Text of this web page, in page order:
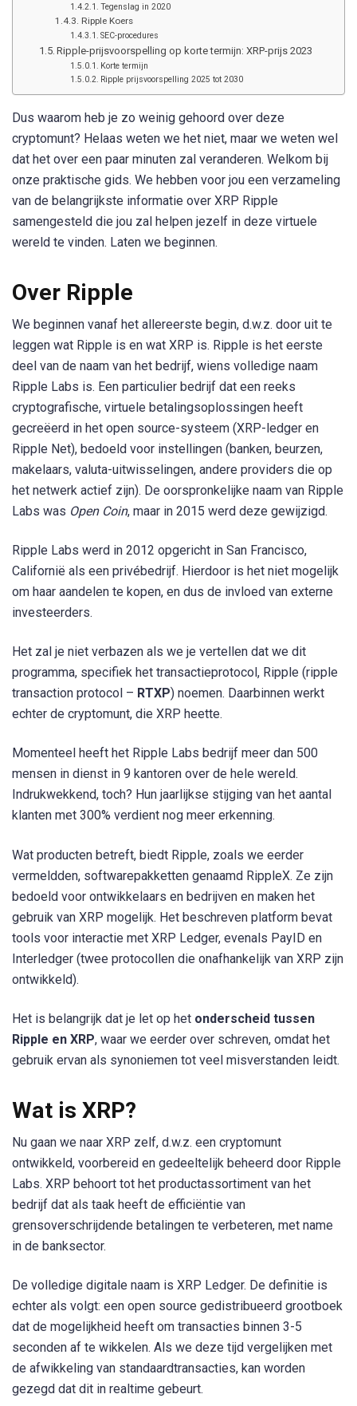
Tegenslag in 2020
Ripple Koers
SEC-procedures
Ripple-prijsvoorspelling op korte termijn: XRP-prijs 2023
Korte termijn
Ripple prijsvoorspelling 2025 tot 2030
Dus waarom heb je zo weinig gehoord over deze
cryptomunt? Helaas weten we het niet, maar we weten wel
dat het over een paar minuten zal veranderen. Welkom bij
onze praktische gids. We hebben voor jou een verzameling
van de belangrijkste informatie over XRP Ripple
samengesteld die jou zal helpen jezelf in deze virtuele
wereld te vinden. Laten we beginnen.
Over Ripple
We beginnen vanaf het allereerste begin, d.w.z. door uit te
leggen wat Ripple is en wat XRP is. Ripple is het eerste
deel van de naam van het bedrijf, wiens volledige naam
Ripple Labs is. Een particulier bedrijf dat een reeks
cryptografische, virtuele betalingsoplossingen heeft
gecreëerd in het open source-systeem (XRP-ledger en
Ripple Net), bedoeld voor instellingen (banken, beurzen,
makelaars, valuta-uitwisselingen, andere providers die op
het netwerk actief zijn). De oorspronkelijke naam van Ripple
Labs was Open Coin, maar in 2015 werd deze gewijzigd.
Ripple Labs werd in 2012 opgericht in San Francisco,
Californië als een privébedrijf. Hierdoor is het niet mogelijk
om haar aandelen te kopen, en dus de invloed van externe
investeerders.
Het zal je niet verbazen als we je vertellen dat we dit
programma, specifiek het transactieprotocol, Ripple (ripple
transaction protocol – RTXP) noemen. Daarbinnen werkt
echter de cryptomunt, die XRP heette.
Momenteel heeft het Ripple Labs bedrijf meer dan 500
mensen in dienst in 9 kantoren over de hele wereld.
Indrukwekkend, toch? Hun jaarlijkse stijging van het aantal
klanten met 300% verdient nog meer erkenning.
Wat producten betreft, biedt Ripple, zoals we eerder
vermeldden, softwarepakketten genaamd RippleX. Ze zijn
bedoeld voor ontwikkelaars en bedrijven en maken het
gebruik van XRP mogelijk. Het beschreven platform bevat
tools voor interactie met XRP Ledger, evenals PayID en
Interledger (twee protocollen die onafhankelijk van XRP zijn
ontwikkeld).
Het is belangrijk dat je let op het onderscheid tussen
Ripple en XRP, waar we eerder over schreven, omdat het
gebruik ervan als synoniemen tot veel misverstanden leidt.
Wat is XRP?
Nu gaan we naar XRP zelf, d.w.z. een cryptomunt
ontwikkeld, voorbereid en gedeeltelijk beheerd door Ripple
Labs. XRP behoort tot het productassortiment van het
bedrijf dat als taak heeft de efficiëntie van
grensoverschrijdende betalingen te verbeteren, met name
in de banksector.
De volledige digitale naam is XRP Ledger. De definitie is
echter als volgt: een open source gedistribueerd grootboek
dat de mogelijkheid heeft om transacties binnen 3-5
seconden af ​​te wikkelen. Als we deze tijd vergelijken met
de afwikkeling van standaardtransacties, kan worden
gezegd dat dit in realtime gebeurt.